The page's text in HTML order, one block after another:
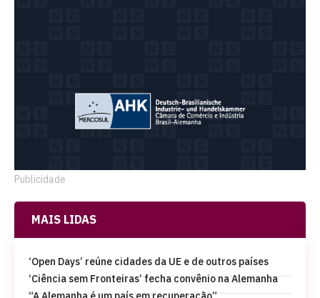
Publicidade
MAIS LIDAS
‘Open Days’ reúne cidades da UE e de outros países
‘Ciência sem Fronteiras’ fecha convênio na Alemanha